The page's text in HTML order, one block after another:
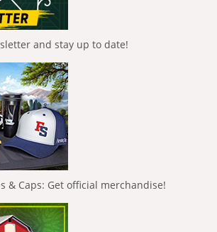
and stay up to date!
& Caps: Get official merchandise!